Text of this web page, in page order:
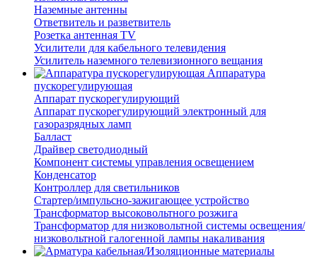
Наземные антенны
Ответвитель и разветвитель
Розетка антенная TV
Усилители для кабельного телевидения
Усилитель наземного телевизионного вещания
Аппаратура
пускорегулирующая
Аппарат пускорегулирующий
Аппарат пускорегулирующий электронный для
газоразрядных ламп
Балласт
Драйвер светодиодный
Компонент системы управления освещением
Конденсатор
Контроллер для светильников
Стартер/импульсно-зажигающее устройство
Трансформатор высоковольтного розжига
Трансформатор для низковольтной системы освещения/
низковольтной галогенной лампы накаливания